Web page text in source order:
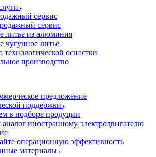
сервис
сервис
литье из алюминия
чугунное литье
технологической оснастки
производство
предложение
поддержки
в подборе продуции
иностранному электродвигателю
операционную эффективность
материалы